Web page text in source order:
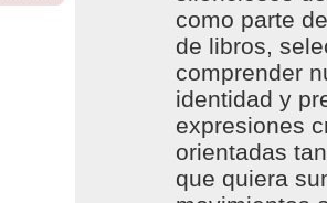
como parte
de libros,
comprender
identidad y
expresiones
orientadas
que quiera